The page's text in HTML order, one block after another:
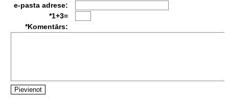
e-pasta adrese:
*1+3=
*Komentārs: